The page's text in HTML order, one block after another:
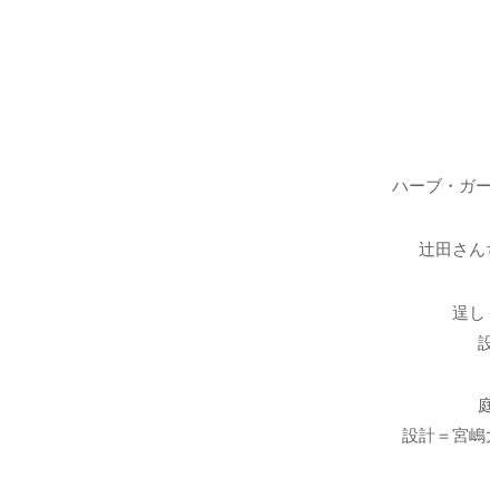
ハーブ・ガ
辻田さ
逞し
設計＝宮嶋